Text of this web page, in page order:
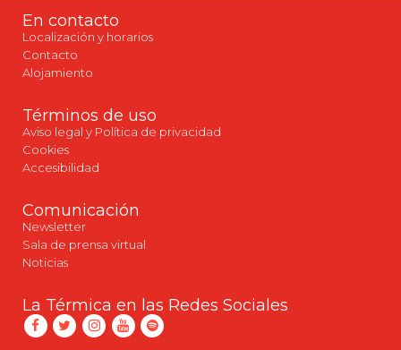
En contacto
Localización y horarios
Contacto
Alojamiento
Términos de uso
Aviso legal y Política de privacidad
Cookies
Accesibilidad
Comunicación
Newsletter
Sala de prensa virtual
Noticias
La Térmica en las Redes Sociales